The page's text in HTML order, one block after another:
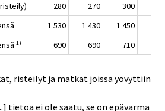
280 270 300
1 530 1 430 1 450
1) 690 690 710
risteilyt ja matkat joissa yövyttiin
tietoa ei ole saatu, se on epävarma